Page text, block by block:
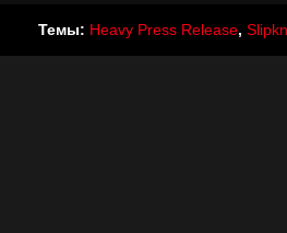
Темы: Heavy Press Release,